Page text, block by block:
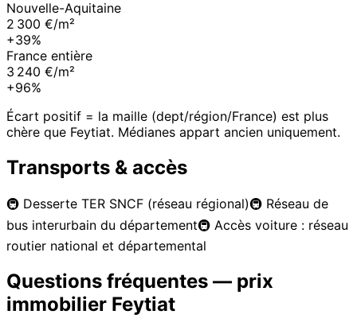
Nouvelle-Aquitaine
2 300 €/m²
+39%
France entière
3 240 €/m²
+96%
Écart positif = la maille (dept/région/France) est plus
chère que Feytiat. Médianes appart ancien uniquement.
Transports & accès
🚇 Desserte TER SNCF (réseau régional)🚇 Réseau de
bus interurbain du département🚇 Accès voiture : réseau
routier national et départemental
Questions fréquentes — prix
immobilier Feytiat